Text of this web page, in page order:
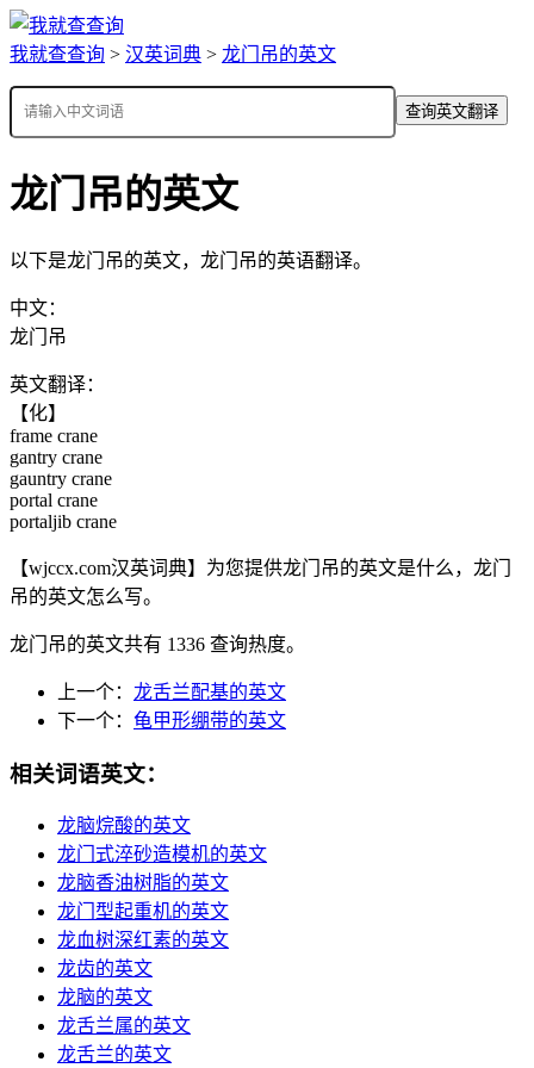
我就查查询 > 汉英词典 > 龙门吊的英文
查询英文翻译
龙门吊的英文
以下是龙门吊的英文，龙门吊的英语翻译。
中文：
龙门吊
英文翻译：
【化】
frame crane
gantry crane
gauntry crane
portal crane
portaljib crane
【wjccx.com汉英词典】为您提供龙门吊的英文是什么，龙门
吊的英文怎么写。
龙门吊的英文共有 1336 查询热度。
上一个： 龙舌兰配基的英文
下一个： 龟甲形绷带的英文
相关词语英文：
龙脑烷酸的英文
龙门式淬砂造模机的英文
龙脑香油树脂的英文
龙门型起重机的英文
龙血树深红素的英文
龙齿的英文
龙脑的英文
龙舌兰属的英文
龙舌兰的英文